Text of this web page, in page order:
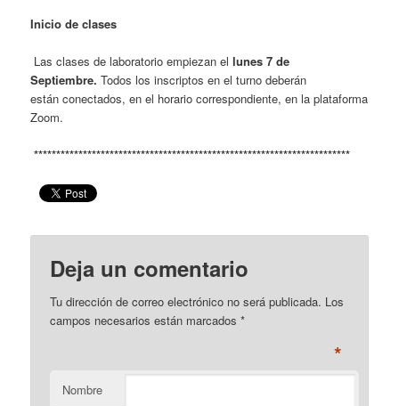
Inicio de clases
Las clases de laboratorio empiezan el lunes 7 de
Septiembre. Todos los inscriptos en el turno deberán
están conectados, en el horario correspondiente, en la plataforma
Zoom.
***********************************************************************
Deja un comentario
Tu dirección de correo electrónico no será publicada. Los
campos necesarios están marcados*
Nombre
*